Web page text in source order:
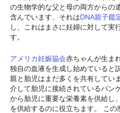
の生物学的な父と母の両方からの
含んでいます、それはDNA親子鑑
し、これはまさに妊婦に対して実
す。
アメリカ妊娠協会赤ちゃんが生ま
独自の血液を生成し始めていると
親と胎児はまだ多くを共有してい
介して胎児に接続されているパン
から胎児に重要な栄養素を供給し
を供給するのに役立ちます。 こ